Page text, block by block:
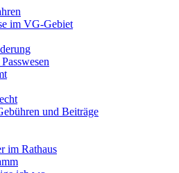
im VG-Gebiet
und Beiträge
im Rathaus